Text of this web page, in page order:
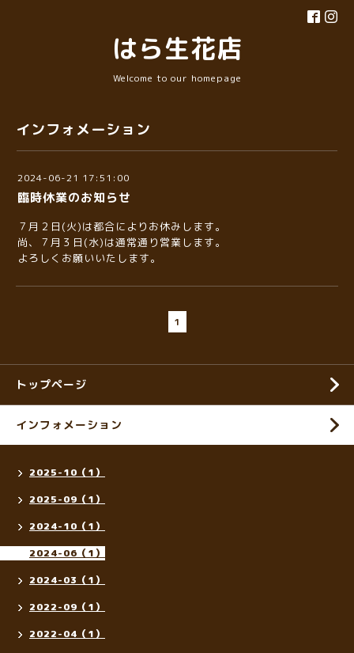
はら生花店
Welcome to our homepage
インフォメーション
2024-06-21 17:51:00
臨時休業のお知らせ
７月２日(火)は都合によりお休みします。
尚、７月３日(水)は通常通り営業します。
よろしくお願いいたします。
1
トップページ
インフォメーション
2025-10（1）
2025-09（1）
2024-10（1）
2024-06（1）
2024-03（1）
2022-09（1）
2022-04（1）